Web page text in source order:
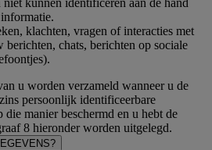
klachten, vragen of interacties met
chats, berichten op sociale
u worden verzameld wanneer u de
persoonlijk identificeerbare
manier beschermd en u hebt de
8 hieronder worden uitgelegd.